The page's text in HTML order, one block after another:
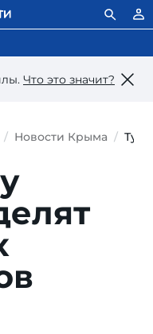
Что это значит?
Новости Крыма